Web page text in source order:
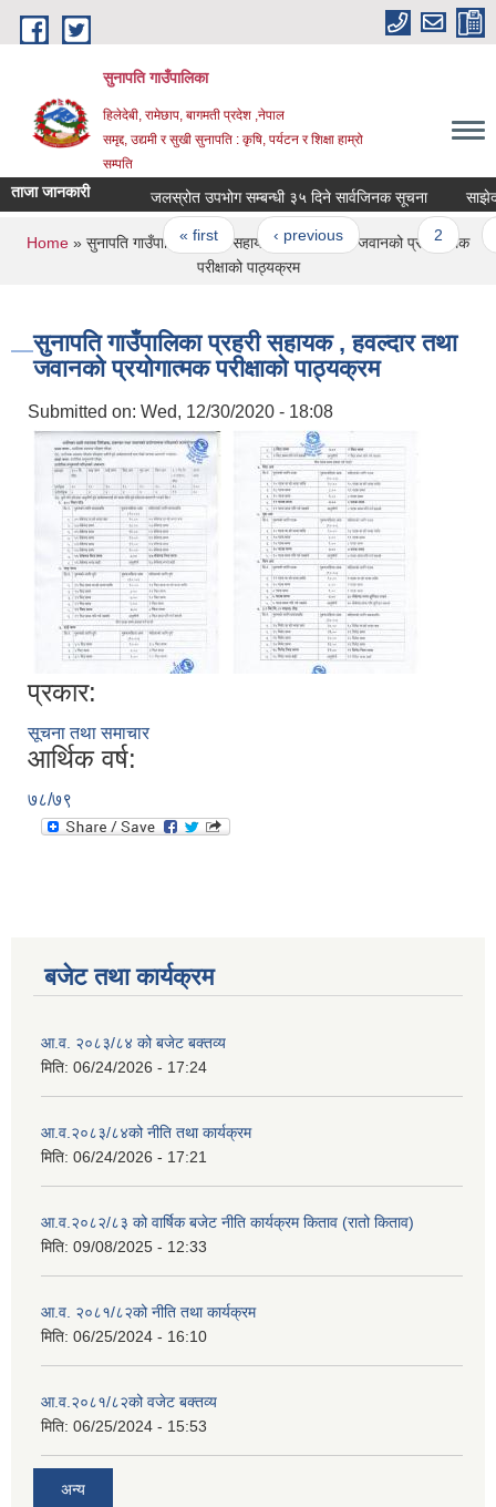
Skip to main content
सुनापति गाउँपालिका
हिलेदेबी, रामेछाप, बागमती प्रदेश ,नेपाल
समृद्द, उद्यमी र सुखी सुनापति : कृषि, पर्यटन र शिक्षा हाम्रो
सम्पति
ताजा जानकारी जलस्रोत उपभोग सम्बन्धी ३५ दिने सार्वजिनक सूचना
Pages
« first ‹ previous … 2
You are here
Home » सुनापति गाउँपालिका प्रहरी सहायक , हवल्दार तथा जवानको प्रयोगात्मक
परीक्षाको पाठ्यक्रम
सुनापति गाउँपालिका प्रहरी सहायक , हवल्दार तथा
जवानको प्रयोगात्मक परीक्षाको पाठ्यक्रम
Submitted on: Wed, 12/30/2020 - 18:08
प्रकार:
सूचना तथा समाचार
आर्थिक वर्ष:
७८/७९
बजेट तथा कार्यक्रम
आ.व. २०८३/८४ को बजेट बक्तव्य
मिति: 06/24/2026 - 17:24
आ.व.२०८३/८४को नीति तथा कार्यक्रम
मिति: 06/24/2026 - 17:21
आ.व.२०८२/८३ को वार्षिक बजेट नीति कार्यक्रम किताव (रातो किताव)
मिति: 09/08/2025 - 12:33
आ.व. २०८१/८२को नीति तथा कार्यक्रम
मिति: 06/25/2024 - 16:10
आ.व.२०८१/८२को वजेट बक्तव्य
मिति: 06/25/2024 - 15:53
अन्य